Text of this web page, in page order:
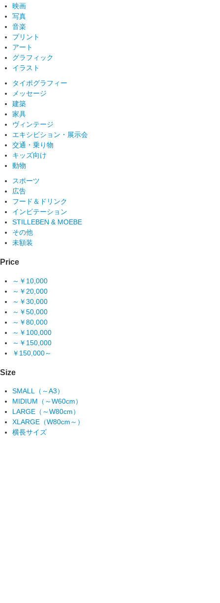
映画
写真
音楽
プリント
アート
グラフィック
イラスト
タイポグラフィー
メッセージ
建築
家具
ヴィンテージ
エキシビション・展示会
交通・乗り物
キッズ向け
動物
スポーツ
広告
フード＆ドリンク
インビテーション
STILLEBEN & MOEBE
その他
未額装
Price
～￥10,000
～￥20,000
～￥30,000
～￥50,000
～￥80,000
～￥100,000
～￥150,000
￥150,000～
Size
SMALL（～A3）
MIDIUM（～W60cm）
LARGE（～W80cm）
XLARGE（W80cm～）
横長サイズ